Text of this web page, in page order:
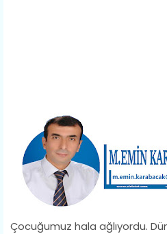
Çocuğumuz hala ağlıyordu.